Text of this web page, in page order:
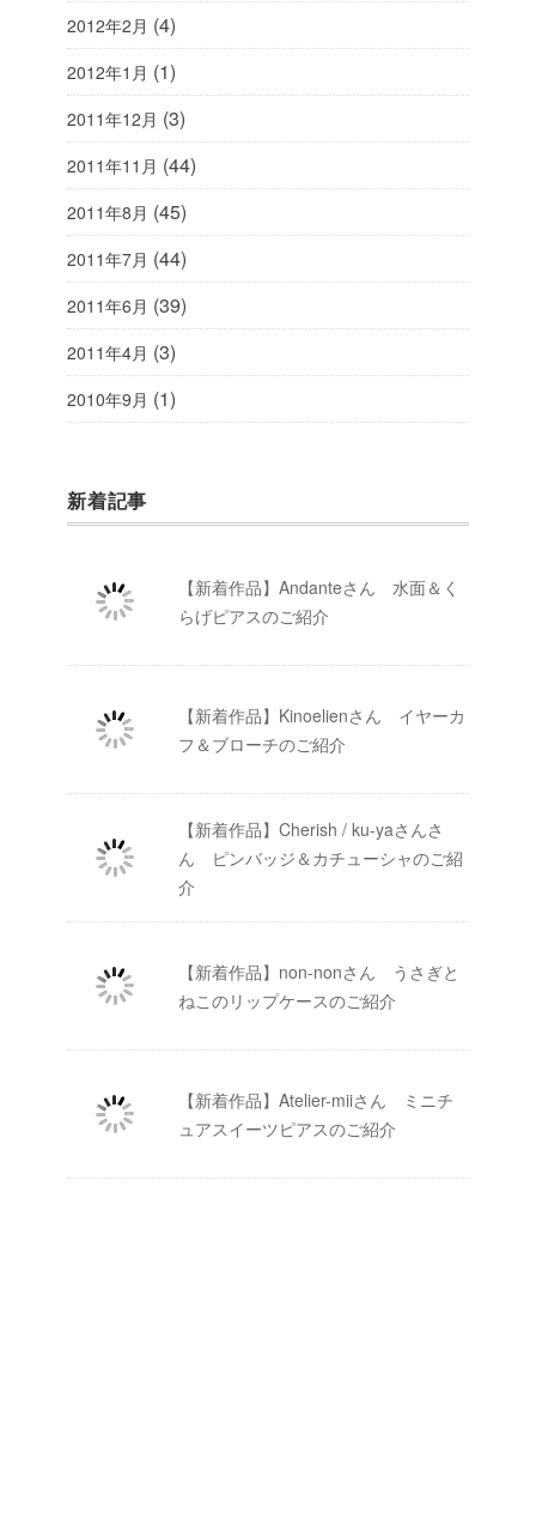
2012年2月 (4)
2012年1月 (1)
2011年12月 (3)
2011年11月 (44)
2011年8月 (45)
2011年7月 (44)
2011年6月 (39)
2011年4月 (3)
2010年9月 (1)
新着記事
【新着作品】Andanteさん 水面＆く
らげピアスのご紹介
【新着作品】Kinoelienさん イヤーカ
フ＆ブローチのご紹介
【新着作品】Cherish / ku-yaさんさ
ん ピンバッジ＆カチューシャのご紹
介
【新着作品】non-nonさん うさぎと
ねこのリップケースのご紹介
【新着作品】Atelier-miiさん ミニチ
ュアスイーツピアスのご紹介